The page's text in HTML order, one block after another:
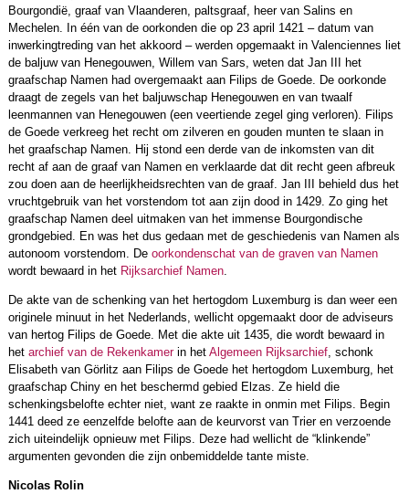
Bourgondië, graaf van Vlaanderen, paltsgraaf, heer van Salins en
Mechelen. In één van de oorkonden die op 23 april 1421 – datum van
inwerkingtreding van het akkoord – werden opgemaakt in Valenciennes liet
de baljuw van Henegouwen, Willem van Sars, weten dat Jan III het
graafschap Namen had overgemaakt aan Filips de Goede. De oorkonde
draagt de zegels van het baljuwschap Henegouwen en van twaalf
leenmannen van Henegouwen (een veertiende zegel ging verloren). Filips
de Goede verkreeg het recht om zilveren en gouden munten te slaan in
het graafschap Namen. Hij stond een derde van de inkomsten van dit
recht af aan de graaf van Namen en verklaarde dat dit recht geen afbreuk
zou doen aan de heerlijkheidsrechten van de graaf. Jan III behield dus het
vruchtgebruik van het vorstendom tot aan zijn dood in 1429. Zo ging het
graafschap Namen deel uitmaken van het immense Bourgondische
grondgebied. En was het dus gedaan met de geschiedenis van Namen als
autonoom vorstendom. De oorkondenschat van de graven van Namen
wordt bewaard in het Rijksarchief Namen.
De akte van de schenking van het hertogdom Luxemburg is dan weer een
originele minuut in het Nederlands, wellicht opgemaakt door de adviseurs
van hertog Filips de Goede. Met die akte uit 1435, die wordt bewaard in
het archief van de Rekenkamerin het Algemeen Rijksarchief, schonk
Elisabeth van Görlitz aan Filips de Goede het hertogdom Luxemburg, het
graafschap Chiny en het beschermd gebied Elzas. Ze hield die
schenkingsbelofte echter niet, want ze raakte in onmin met Filips. Begin
1441 deed ze eenzelfde belofte aan de keurvorst van Trier en verzoende
zich uiteindelijk opnieuw met Filips. Deze had wellicht de “klinkende”
argumenten gevonden die zijn onbemiddelde tante miste.
Nicolas Rolin